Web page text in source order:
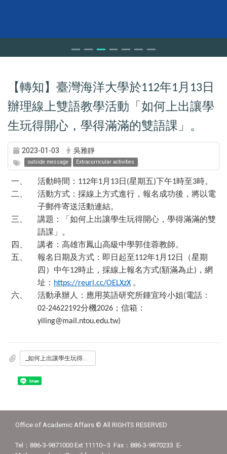
【轉知】臺灣海洋大學於112年1 月 13 日
辦理線上雙語教學活動「如何上出讓學
生玩得開心，學得滿滿的雙語課」。
2023-01-03 吳雅靜
outside message Extracurricular activities
一、 活動時間： 112年1月 13日 (星期五)下午1時至3時。
二、
活動方式：採線上方式進行，報名成功後，將以電
子郵件寄送活動連結。
三、
講題：「如何上出讓學生玩得開心，學得滿滿的雙
語課」。
四、
講者：高雄市鳳山高級中學郭佳蓉教師。
五、
報名日期及方式：即日起至112年1月 12日（星期
四）中午12時止，採線上報名方式(額滿為止) ，網
址： https://reurl.cc/OELXzX 。
六、
活動承辦人：應用英語研究所鍾宜玲小姐(電話：
02-24622192分機2026 ；信箱：
yiling@mail.ntou.edu.tw)
_如何上出讓學生玩得開心_學得滿滿的雙語課_.jpg
Share
Office of Academic Affairs © All RIGHTS RESERVED
Tel：886-3-9871000 Ext 11110~3 Fax：886-3-9870233 E-